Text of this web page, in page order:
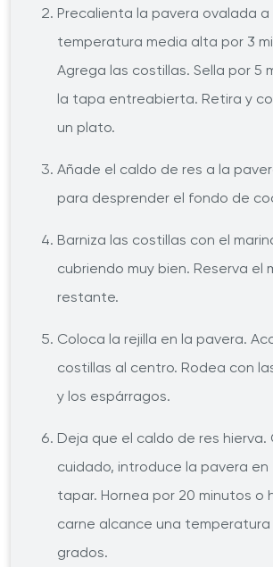
Precalienta la pavera ovalada a
temperatura media alta por 3
Agrega las costillas. Sella por 5
la tapa entreabierta. Retira y
un plato.
Añade el caldo de res a la
para desprender el fondo de
Barniza las costillas con el
cubriendo muy bien. Reserva el
restante.
Coloca la rejilla en la pavera.
costillas al centro. Rodea con
y los espárragos.
Deja que el caldo de res hierva.
cuidado, introduce la pavera en
tapar. Hornea por 20 minutos o
carne alcance una temperatura
grados.